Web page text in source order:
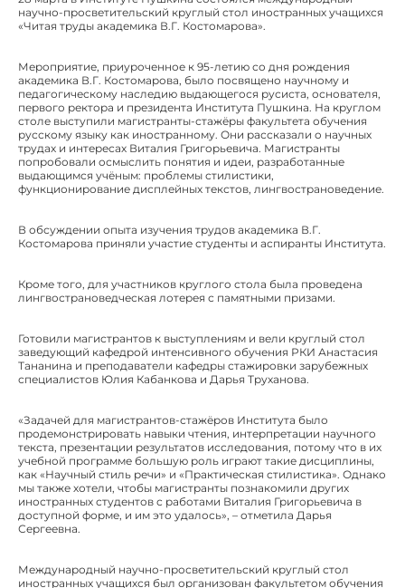
научно-просветительский круглый стол иностранных учащихся
«Читая труды академика В.Г. Костомарова».
Мероприятие, приуроченное к 95-летию со дня рождения
академика В.Г. Костомарова, было посвящено научному и
педагогическому наследию выдающегося русиста, основателя,
первого ректора и президента Института Пушкина. На круглом
столе выступили магистранты-стажёры факультета обучения
русскому языку как иностранному. Они рассказали о научных
трудах и интересах Виталия Григорьевича. Магистранты
попробовали осмыслить понятия и идеи, разработанные
выдающимся учёным: проблемы стилистики,
функционирование дисплейных текстов, лингвострановедение.
В обсуждении опыта изучения трудов академика В.Г.
Костомарова приняли участие студенты и аспиранты Института.
Кроме того, для участников круглого стола была проведена
лингвострановедческая лотерея с памятными призами.
Готовили магистрантов к выступлениям и вели круглый стол
заведующий кафедрой интенсивного обучения РКИ Анастасия
Тананина и преподаватели кафедры стажировки зарубежных
специалистов Юлия Кабанкова и Дарья Труханова.
«Задачей для магистрантов-стажёров Института было
продемонстрировать навыки чтения, интерпретации научного
текста, презентации результатов исследования, потому что в их
учебной программе большую роль играют такие дисциплины,
как «Научный стиль речи» и «Практическая стилистика». Однако
мы также хотели, чтобы магистранты познакомили других
иностранных студентов с работами Виталия Григорьевича в
доступной форме, и им это удалось», – отметила Дарья
Сергеевна.
Международный научно-просветительский круглый стол
иностранных учащихся был организован факультетом обучения